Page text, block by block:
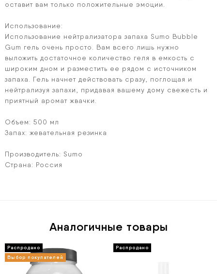
оставит вам только положительные эмоции.
Использование:
Использование нейтрализатора запаха Sumo Bubble
Gum гель очень просто. Вам всего лишь нужно
выложить достаточное количество геля в емкость с
широким дном и разместить ее рядом с источником
запаха. Гель начнет действовать сразу, поглощая и
нейтрализуя запахи, придавая вашему дому свежесть и
приятный аромат жвачки.
Объем: 500 мл
Запах: жевательная резинка
Производитель: Sumo
Страна: Россия
Аналогичные товары